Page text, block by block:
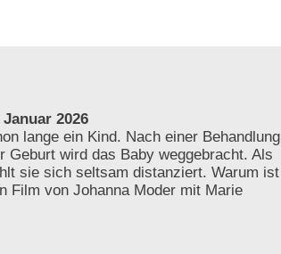
2026
lange ein Kind. Nach einer Behandlung
Geburt wird das Baby weggebracht. Als
sie sich seltsam distanziert. Warum ist
Film von Johanna Moder mit Marie